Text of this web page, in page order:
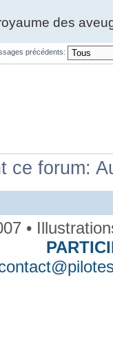
des
précédents:
ce forum:
•